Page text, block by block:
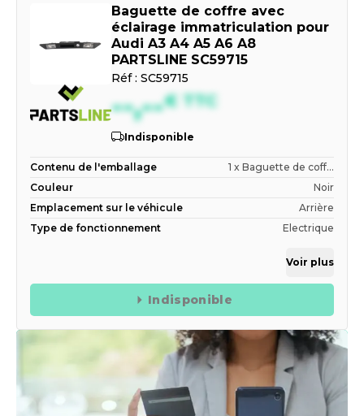
Baguette de coffre avec
éclairage immatriculation pour
Audi A3 A4 A5 A6 A8
PARTSLINE SC59715
Réf : SC59715
--,--€ TTC
Indisponible
Contenu de l'emballage
1 x Baguette de coff...
Couleur
Noir
Emplacement sur le véhicule
Arrière
Type de fonctionnement
Electrique
Voir plus
Indisponible